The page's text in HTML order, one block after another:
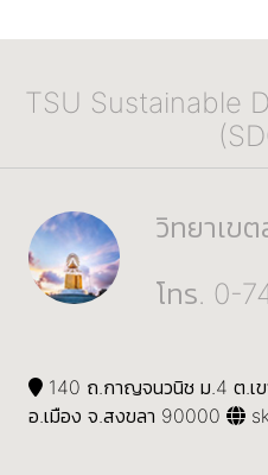
TSU Sustainable
วิทยาเข
โทร. 0-
140 ถ.กาญจนวนิช ม.4 ต.เข
อ.เมือง จ.สงขลา 90000